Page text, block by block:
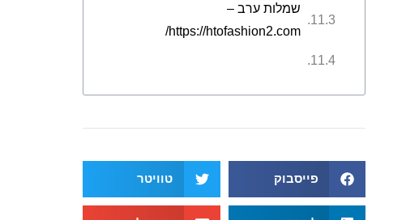
שמלות ערב –
https://htofashion2.com/
פייסבוק טוויטר